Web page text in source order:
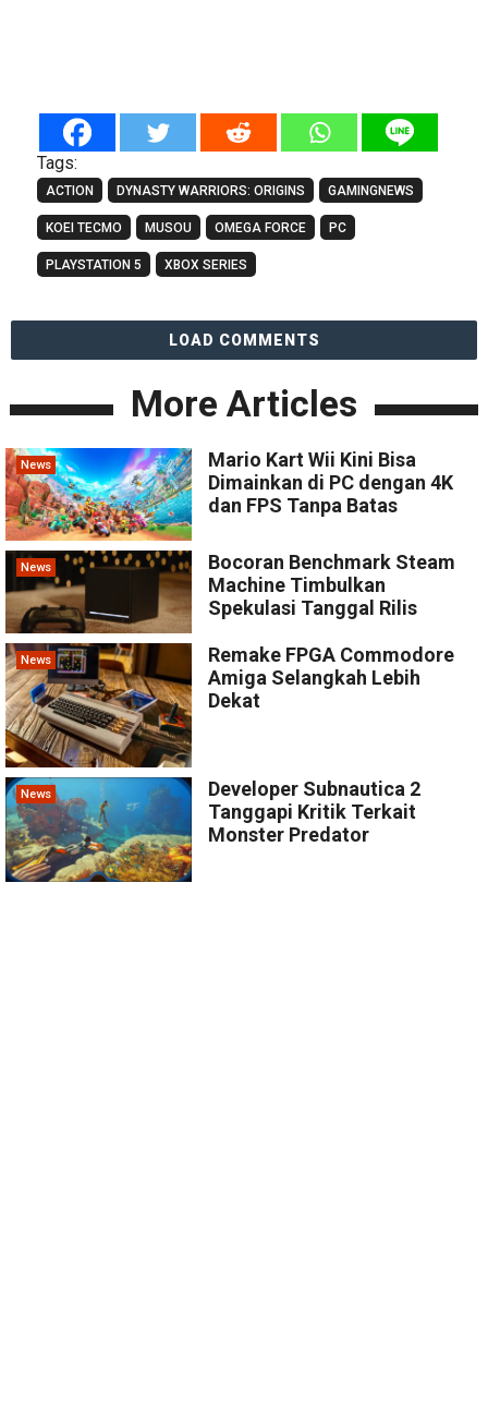
Tags:
ACTION DYNASTY WARRIORS: ORIGINS GAMINGNEWS
KOEI TECMO MUSOU OMEGA FORCE PC
PLAYSTATION 5 XBOX SERIES
LOAD COMMENTS
More Articles
News
Mario Kart Wii Kini Bisa
Dimainkan di PC dengan 4K
dan FPS Tanpa Batas
News
Bocoran Benchmark Steam
Machine Timbulkan
Spekulasi Tanggal Rilis
News
Remake FPGA Commodore
Amiga Selangkah Lebih
Dekat
News
Developer Subnautica 2
Tanggapi Kritik Terkait
Monster Predator